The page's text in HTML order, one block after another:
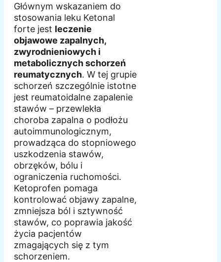
Głównym wskazaniem do
stosowania leku Ketonal
forte jest leczenie
objawowe zapalnych,
zwyrodnieniowych i
metabolicznych schorzeń
reumatycznych. W tej grupie
schorzeń szczególnie istotne
jest reumatoidalne zapalenie
stawów – przewlekła
choroba zapalna o podłożu
autoimmunologicznym,
prowadząca do stopniowego
uszkodzenia stawów,
obrzęków, bólu i
ograniczenia ruchomości.
Ketoprofen pomaga
kontrolować objawy zapalne,
zmniejsza ból i sztywność
stawów, co poprawia jakość
życia pacjentów
zmagających się z tym
schorzeniem.